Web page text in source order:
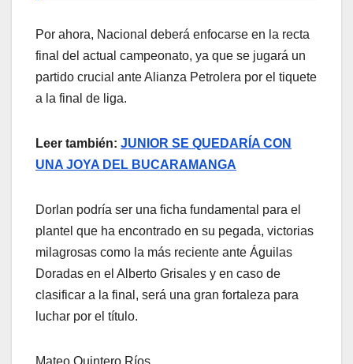
Por ahora, Nacional deberá enfocarse en la recta
final del actual campeonato, ya que se jugará un
partido crucial ante Alianza Petrolera por el tiquete
a la final de liga.
Leer también: JUNIOR SE QUEDARÍA CON
UNA JOYA DEL BUCARAMANGA
Dorlan podría ser una ficha fundamental para el
plantel que ha encontrado en su pegada, victorias
milagrosas como la más reciente ante Águilas
Doradas en el Alberto Grisales y en caso de
clasificar a la final, será una gran fortaleza para
luchar por el título.
Mateo Quintero Ríos